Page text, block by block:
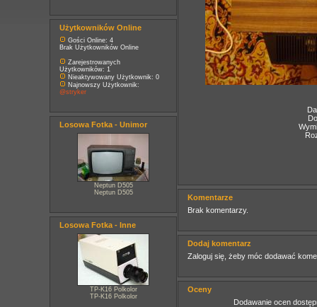
Użytkowników Online
Gości Online: 4
Brak Użytkowników Online
Zarejestrowanych
Użytkowników: 1
Nieaktywowany Użytkownik: 0
Najnowszy Użytkownik:
@stryker
Losowa Fotka - Unimor
Neptun D505
Neptun D505
Losowa Fotka - Inne
TP-K16 Polkolor
TP-K16 Polkolor
Komentarze
Brak komentarzy.
Dodaj komentarz
Zaloguj się, żeby móc dodawać
Oceny
Dodawanie ocen